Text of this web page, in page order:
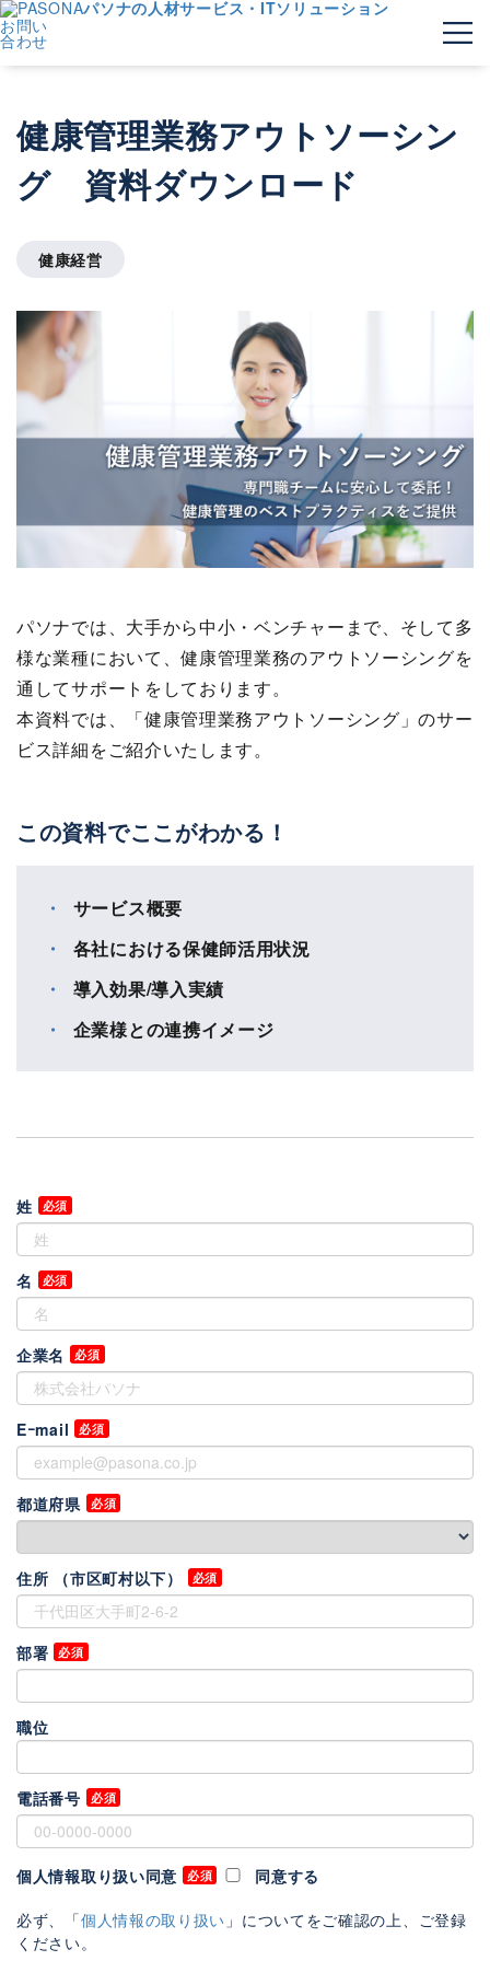
パソナの人材サービス・ITソリューション
お問い
合わせ
健康管理業務アウトソーシン
グ 資料ダウンロード
健康経営
パソナでは、大手から中小・ベンチャーまで、そして多
様な業種において、健康管理業務のアウトソーシングを
通してサポートをしております。
本資料では、「健康管理業務アウトソーシング」のサー
ビス詳細をご紹介いたします。
この資料でここがわかる！
サービス概要
各社における保健師活用状況
導入効果/導入実績
企業様との連携イメージ
姓
名
企業名
Eｰmail
都道府県
住所 （市区町村以下）
部署
職位
電話番号
個人情報取り扱い同意
同意する
必ず、「個人情報の取り扱い 」についてをご確認の上、ご登録
ください。